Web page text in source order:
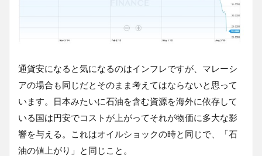
通貨安になると気になるのはインフレですが、マレーシ
アの場合も同じだとそのまま考えてはならないと思って
います。日本みたいに石油を含む資源を海外に依存して
いる国は円安でコストが上がってそれが物価に多大な影
響を与える。これはオイルショックの時と同じで、「石
油の値上がり」と同じこと。